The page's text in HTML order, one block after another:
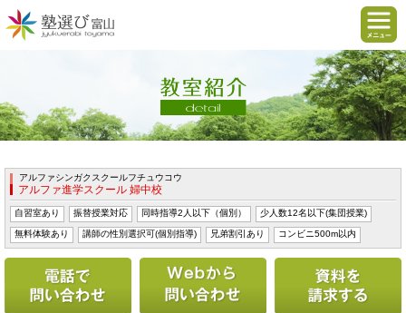
アルファシンガクスクールフチュウコウ
アルファ進学スクール 婦中校
自習室あり 振替授業対応 同時指導2人以下（個別） 少人数12名以下(集団授業)
無料体験あり 講師の性別選択可(個別指導) 兄弟割引あり コンビニ500m以内